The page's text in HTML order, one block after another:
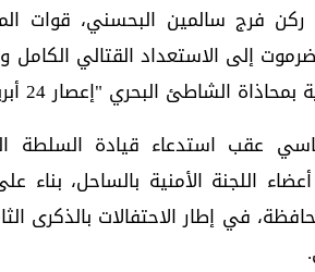
فرج سالمين البحسني، قوات
إلى الاستعداد القتالي الكامل
الشاطئ البحري "إعصار 24 أبريل 1".
عقب استدعاء قيادة السلطة
فجر الأربعاء عند الساعة (5:30) أعضاء اللجنة الأمنية
في إطار الاحتفالات بالذكرى